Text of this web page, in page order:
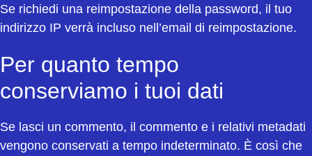
Se richiedi una reimpostazione della password, il tuo
indirizzo IP verrà incluso nell’email di reimpostazione.
Per quanto tempo
conserviamo i tuoi dati
Se lasci un commento, il commento e i relativi metadati
vengono conservati a tempo indeterminato. È così che